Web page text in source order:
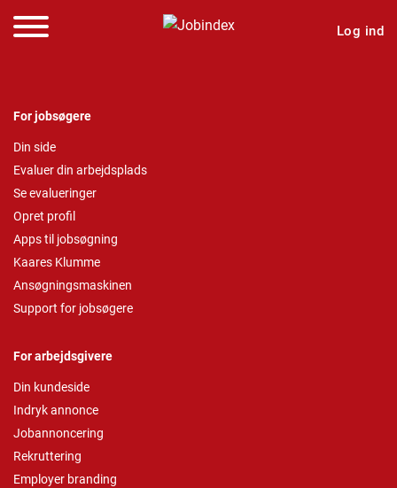
Log ind
For jobsøgere
Din side
Evaluer din arbejdsplads
Se evalueringer
Opret profil
Apps til jobsøgning
Kaares Klumme
Ansøgningsmaskinen
Support for jobsøgere
For arbejdsgivere
Din kundeside
Indryk annonce
Jobannoncering
Rekruttering
Employer branding